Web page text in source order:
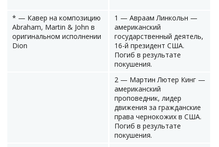
* — Кавер на композицию
Abraham, Martin & John в
оригинальном исполнении
Dion
1 — Авраам Линкольн —
американский
государственный деятель,
16-й президент США.
Погиб в результате
покушения.
2 — Мартин Лютер Кинг —
американский
проповедник, лидер
движения за гражданские
права чернокожих в США.
Погиб в результате
покушения.